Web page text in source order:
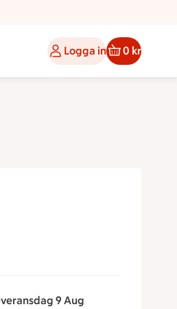
Logga in 0 kr
9 Aug